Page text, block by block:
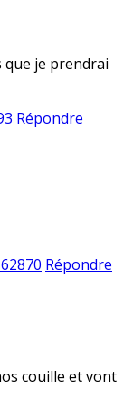
que je prendrai
Répondre
Répondre
couille et vont